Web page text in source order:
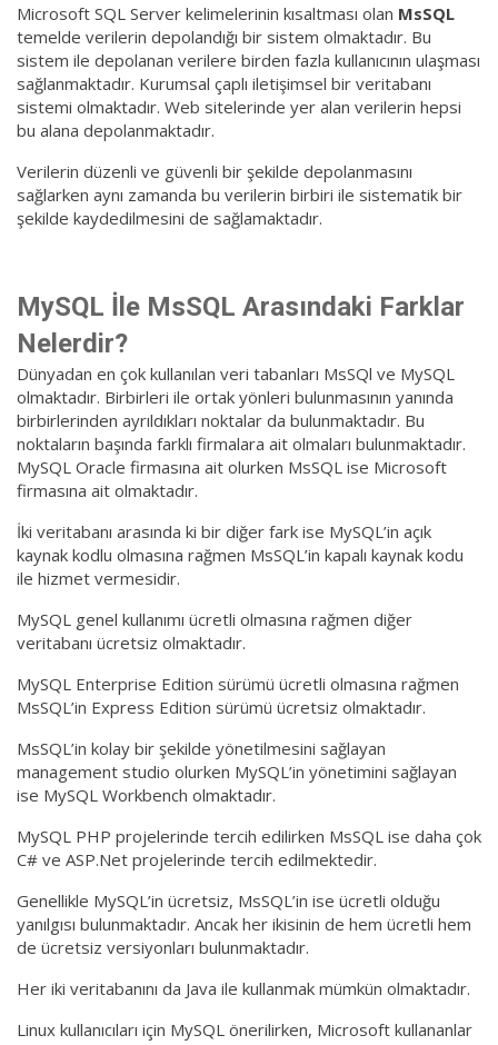
Microsoft SQL Server kelimelerinin kısaltması olan MsSQL
temelde verilerin depolandığı bir sistem olmaktadır. Bu
sistem ile depolanan verilere birden fazla kullanıcının ulaşması
sağlanmaktadır. Kurumsal çaplı iletişimsel bir veritabanı
sistemi olmaktadır. Web sitelerinde yer alan verilerin hepsi
bu alana depolanmaktadır.
Verilerin düzenli ve güvenli bir şekilde depolanmasını
sağlarken aynı zamanda bu verilerin birbiri ile sistematik bir
şekilde kaydedilmesini de sağlamaktadır.
MySQL İle MsSQL Arasındaki Farklar
Nelerdir?
Dünyadan en çok kullanılan veri tabanları MsSQl ve MySQL
olmaktadır. Birbirleri ile ortak yönleri bulunmasının yanında
birbirlerinden ayrıldıkları noktalar da bulunmaktadır. Bu
noktaların başında farklı firmalara ait olmaları bulunmaktadır.
MySQL Oracle firmasına ait olurken MsSQL ise Microsoft
firmasına ait olmaktadır.
İki veritabanı arasında ki bir diğer fark ise MySQL’in açık
kaynak kodlu olmasına rağmen MsSQL’in kapalı kaynak kodu
ile hizmet vermesidir.
MySQL genel kullanımı ücretli olmasına rağmen diğer
veritabanı ücretsiz olmaktadır.
MySQL Enterprise Edition sürümü ücretli olmasına rağmen
MsSQL’in Express Edition sürümü ücretsiz olmaktadır.
MsSQL’in kolay bir şekilde yönetilmesini sağlayan
management studio olurken MySQL’in yönetimini sağlayan
ise MySQL Workbench olmaktadır.
MySQL PHP projelerinde tercih edilirken MsSQL ise daha çok
C# ve ASP.Net projelerinde tercih edilmektedir.
Genellikle MySQL’in ücretsiz, MsSQL’in ise ücretli olduğu
yanılgısı bulunmaktadır. Ancak her ikisinin de hem ücretli hem
de ücretsiz versiyonları bulunmaktadır.
Her iki veritabanını da Java ile kullanmak mümkün olmaktadır.
Linux kullanıcıları için MySQL önerilirken, Microsoft kullananlar